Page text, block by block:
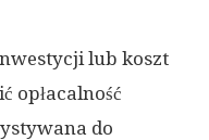
lub koszt
opłacalność
do